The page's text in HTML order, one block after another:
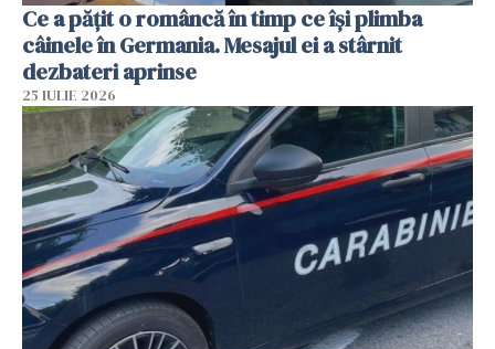
Ce a pățit o româncă în timp ce își plimba
câinele în Germania. Mesajul ei a stârnit
dezbateri aprinse
25 IULIE 2026